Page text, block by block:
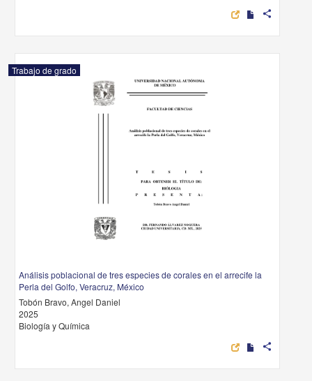
share
Trabajo de grado
Análisis poblacional de tres especies de corales en el arrecife la
Perla del Golfo, Veracruz, México
Tobón Bravo, Angel Daniel
2025
Biología y Química
share